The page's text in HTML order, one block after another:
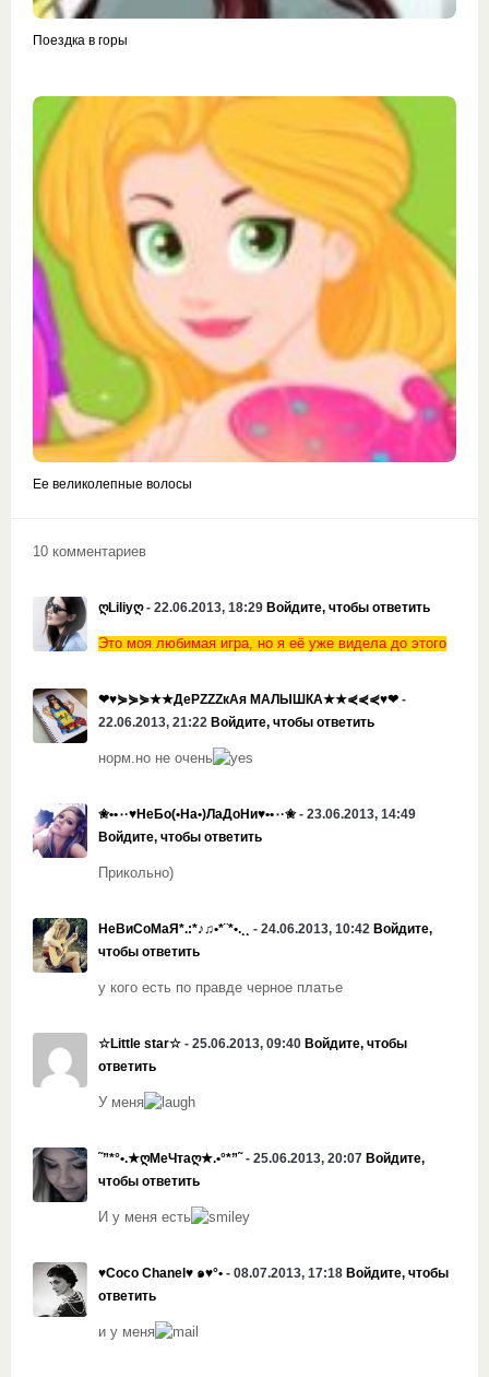
Поездка в горы
Ее великолепные волосы
10 комментариев
ღLiliyღ- 22.06.2013, 18:29 Войдите, чтобы ответить
Это моя любимая игра , но я её уже видела до этого
❤♥⋟⋟⋟★★ДеРZZZкАя МАЛЫШКА★★⋞⋞⋞♥❤ -
22.06.2013, 21:22 Войдите, чтобы ответить
норм.но не очень
✬••٠·♥НеБо(•На•)ЛаДоНи♥••٠·✬- 23.06.2013, 14:49
Войдите, чтобы ответить
Прикольно)
НеВиСоМаЯ*.:*♪♫•*¨*•.¸¸ - 24.06.2013, 10:42 Войдите,
чтобы ответить
у кого есть по правде черное платье
☆Little star☆ - 25.06.2013, 09:40 Войдите, чтобы
ответить
У меня
˜”*°•.★ღМеЧтаღ★.•°*”˜- 25.06.2013, 20:07 Войдите,
чтобы ответить
И у меня есть
♥Coco Chanel♥ ๑♥°• - 08.07.2013, 17:18 Войдите, чтобы
ответить
и у меня